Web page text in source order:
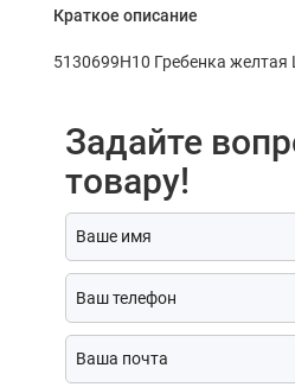
Краткое описание
5130699H10 Гребенка
Задайте
товару!